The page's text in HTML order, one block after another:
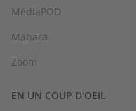
MédiaPOD
Mahara
Zoom
EN UN COUP D'OEIL